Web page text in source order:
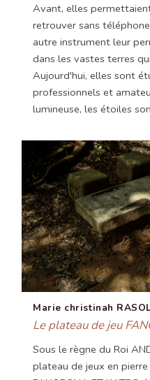
Avant, elles
retrouver sans
autre instrument leur
dans les vastes terres
Aujourd'hui, elles sont
professionnels et
lumineuse, les étoiles
Marie christinah
Le plateau de jeu
Sous le règne du Roi
plateau de jeux en